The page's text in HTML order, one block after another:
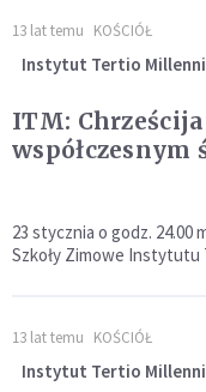
13 lat temu KOŚCIÓŁ
Instytut Tertio
ITM:
współczesnym
23 stycznia o godz. 24.00
Szkoły Zimowe Instytutu
13 lat temu KOŚCIÓŁ
Instytut Tertio